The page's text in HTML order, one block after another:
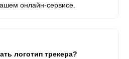
онлайн-сервисе.
логотип трекера?